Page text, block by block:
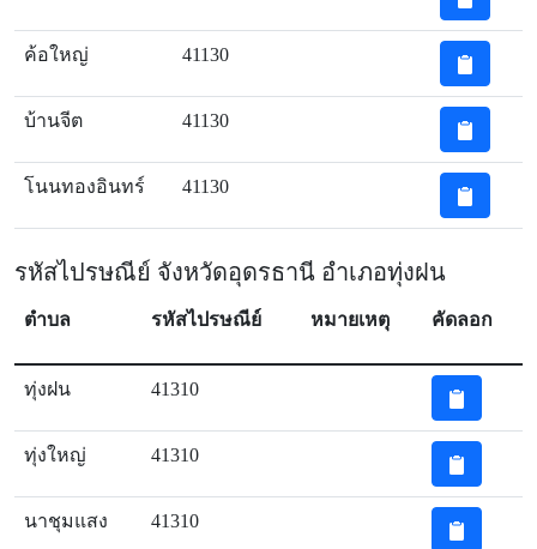
ค้อใหญ่ 41130
บ้านจีต 41130
โนนทองอินทร์ 41130
รหัสไปรษณีย์ จังหวัดอุดรธานี อำเภอทุ่งฝน
ตำบล รหัสไปรษณีย์ หมายเหตุ คัดลอก
ทุ่งฝน 41310
ทุ่งใหญ่ 41310
นาชุมแสง 41310